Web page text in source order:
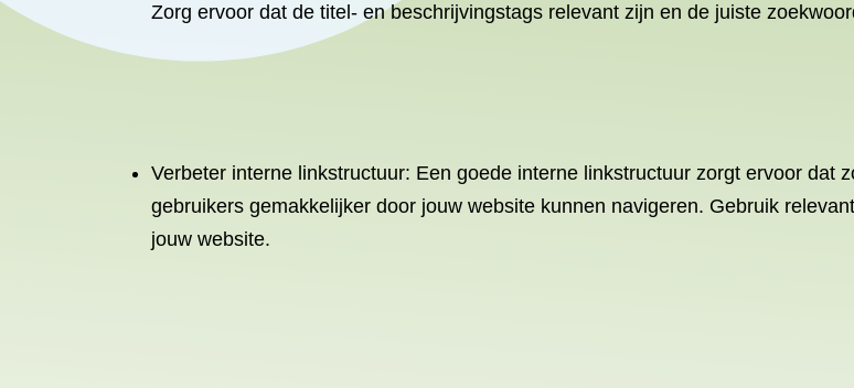
Zorg ervoor dat de titel- en beschrijvingstags relevant zijn en de juiste
Verbeter interne linkstructuur: Een goede interne linkstructuur zorgt ervoor dat
gebruikers gemakkelijker door jouw website kunnen navigeren. Gebruik
jouw website.